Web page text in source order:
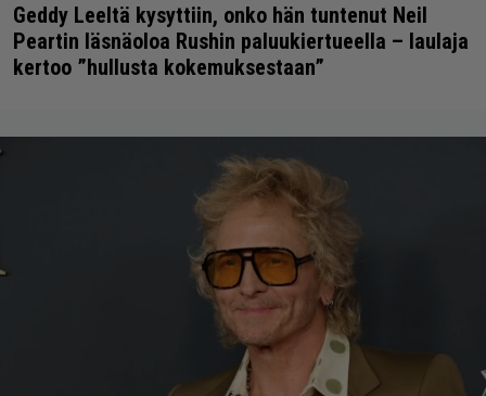
Geddy Leeltä kysyttiin, onko hän tuntenut Neil
Peartin läsnäoloa Rushin paluukiertueella – laulaja
kertoo ”hullusta kokemuksestaan”